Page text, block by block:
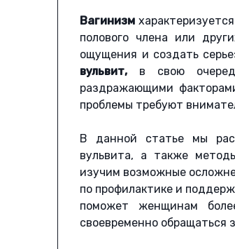
Вагинизм
полового члена или
ощущения и создать
вульвит, в свою
раздражающими
проблемы требуют
В данной статье мы
вульвита, а также
изучим возможные
по профилактике и
поможет женщинам
своевременно обращаться